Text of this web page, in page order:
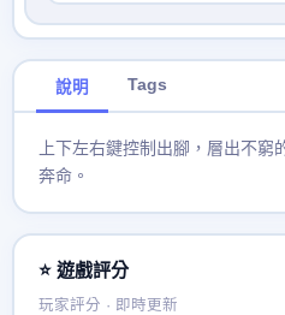
說明 Tags
上下左右鍵控制出腳，層出不
奔命。
⭐ 遊戲評分
玩家評分 · 即時更新